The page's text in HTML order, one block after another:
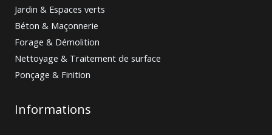
Jardin & Espaces verts
Béton & Maçonnerie
Forage & Démolition
Nettoyage & Traitement de surface
Ponçage & Finition
Informations